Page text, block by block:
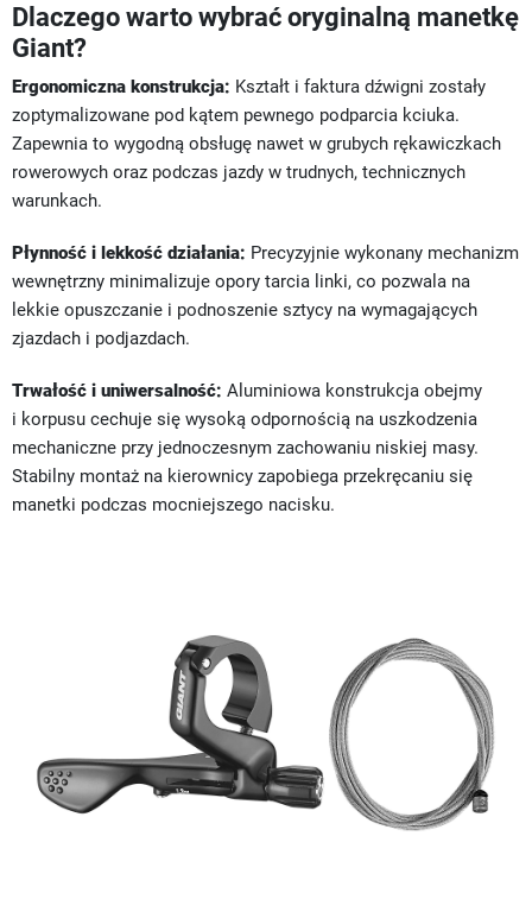
Dlaczego warto wybrać oryginalną manetkę
Giant?
Ergonomiczna konstrukcja: Kształt i faktura dźwigni zostały
zoptymalizowane pod kątem pewnego podparcia kciuka.
Zapewnia to wygodną obsługę nawet w grubych rękawiczkach
rowerowych oraz podczas jazdy w trudnych, technicznych
warunkach.
Płynność i lekkość działania: Precyzyjnie wykonany mechanizm
wewnętrzny minimalizuje opory tarcia linki, co pozwala na
lekkie opuszczanie i podnoszenie sztycy na wymagających
zjazdach i podjazdach.
Trwałość i uniwersalność: Aluminiowa konstrukcja obejmy
i korpusu cechuje się wysoką odpornością na uszkodzenia
mechaniczne przy jednoczesnym zachowaniu niskiej masy.
Stabilny montaż na kierownicy zapobiega przekręcaniu się
manetki podczas mocniejszego nacisku.